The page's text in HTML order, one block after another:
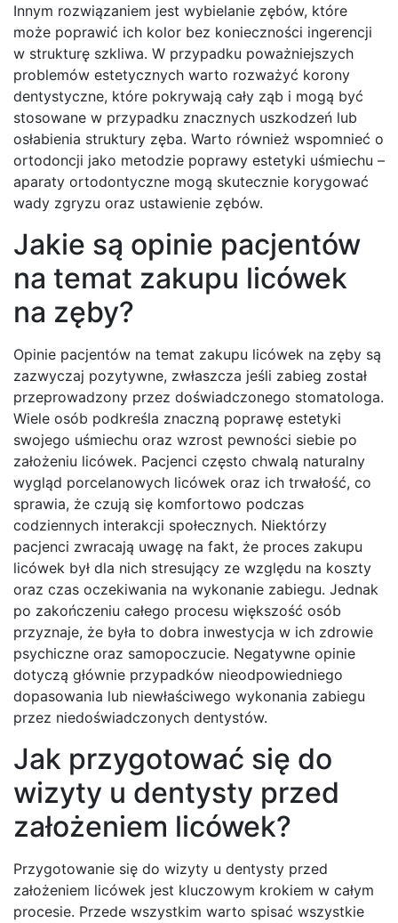
Innym rozwiązaniem jest wybielanie zębów, które
może poprawić ich kolor bez konieczności ingerencji
w strukturę szkliwa. W przypadku poważniejszych
problemów estetycznych warto rozważyć korony
dentystyczne, które pokrywają cały ząb i mogą być
stosowane w przypadku znacznych uszkodzeń lub
osłabienia struktury zęba. Warto również wspomnieć o
ortodoncji jako metodzie poprawy estetyki uśmiechu –
aparaty ortodontyczne mogą skutecznie korygować
wady zgryzu oraz ustawienie zębów.
Jakie są opinie pacjentów
na temat zakupu licówek
na zęby?
Opinie pacjentów na temat zakupu licówek na zęby są
zazwyczaj pozytywne, zwłaszcza jeśli zabieg został
przeprowadzony przez doświadczonego stomatologa.
Wiele osób podkreśla znaczną poprawę estetyki
swojego uśmiechu oraz wzrost pewności siebie po
założeniu licówek. Pacjenci często chwalą naturalny
wygląd porcelanowych licówek oraz ich trwałość, co
sprawia, że czują się komfortowo podczas
codziennych interakcji społecznych. Niektórzy
pacjenci zwracają uwagę na fakt, że proces zakupu
licówek był dla nich stresujący ze względu na koszty
oraz czas oczekiwania na wykonanie zabiegu. Jednak
po zakończeniu całego procesu większość osób
przyznaje, że była to dobra inwestycja w ich zdrowie
psychiczne oraz samopoczucie. Negatywne opinie
dotyczą głównie przypadków nieodpowiedniego
dopasowania lub niewłaściwego wykonania zabiegu
przez niedoświadczonych dentystów.
Jak przygotować się do
wizyty u dentysty przed
założeniem licówek?
Przygotowanie się do wizyty u dentysty przed
założeniem licówek jest kluczowym krokiem w całym
procesie. Przede wszystkim warto spisać wszystkie